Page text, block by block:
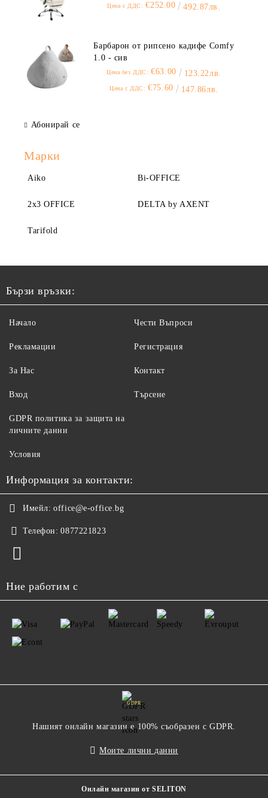
Цена с ДДС: €252.00 492.87лв.
Барбарон от рипсено кадифе Comfy
1.0 - сив
Цена без ДДС: €63.00 123.22лв.
Цена с ДДС: €75.60 147.86лв.
Абонирай се
Марки
Aiko Bi-OFFICE
2x3 OFFICE DELTA by AXENT
Tarifold
Бързи връзки:
Начало
Рекламации
За Нас
Вход
Чести Въпроси
Регистрация
Контакт
Търсене
GDPR политика за защита на
личните данни
Условия
Информация за контакти:
Имейл: office@e-office.bg
Телефон: 0877221823
Ние работим с
GDPR
Нашият онлайн магазин е 100% съобразен с GDPR.
Моите лични данни
Онлайн магазин от SELITON